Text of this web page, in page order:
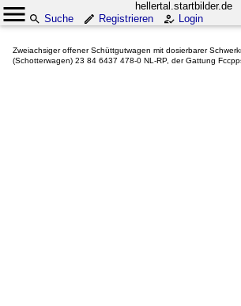
hellertal.startbilder.de
Suche
Registrieren Login
Zweiachsiger offener Schüttgutwagen mit dosierbarer
(Schotterwagen) 23 84 6437 478-0 NL-RP, der Gattung